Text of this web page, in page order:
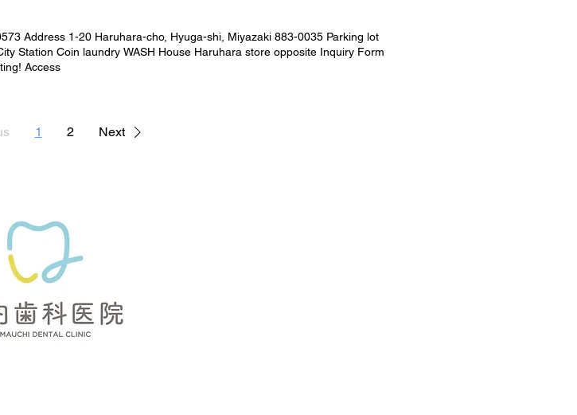
are here Mouthpiece making The letters are here vinegar 訪問歯科
Address 1-20 Haruhara-cho, Hyuga-shi, Miyazaki 883-0035 Parking lot
Station Coin laundry WASH House Haruhara store opposite Inquiry Form
Access
1 2 Next